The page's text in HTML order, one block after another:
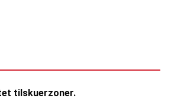
tilskuerzoner.